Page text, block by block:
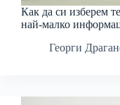
Как да си изберем
най-малко
Георги